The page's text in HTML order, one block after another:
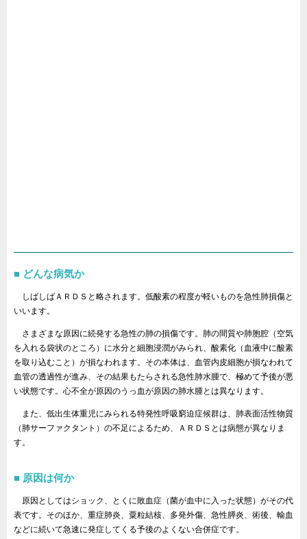
どんな病気か
しばしばＡＲＤＳと略されます。低酸素の程度が軽いものを急性肺損傷と
いいます。
さまざまな原因に続発する急性の肺の損傷です。肺の間質や肺胞腔（空気
を入れる袋状のところ）に水分と細胞浸潤がみられ、酸素化（血液中に酸素
を取り込むこと）が損なわれます。その本体は、血管内皮細胞が損なわれて
血管の透過性が進み、その結果もたらされる急性肺水腫で、極めて予後が悪
い状態です。心不全が原因のうっ血が原因の肺水腫とは異なります。
また、低出生体重児にみられる特発性呼吸窮迫症候群は、肺表面活性物質
（肺サーファクタント）の不足によるため、ＡＲＤＳとは病態が異なりま
す。
原因は何か
原因としてはショック、とくに敗血症（菌が血中に入った状態）がその代
表です。そのほか、重症肺炎、粟粒結核、多発外傷、急性膵炎、術後、輸血
などに続いて急速に発症してくる予後のよくない合併症です。